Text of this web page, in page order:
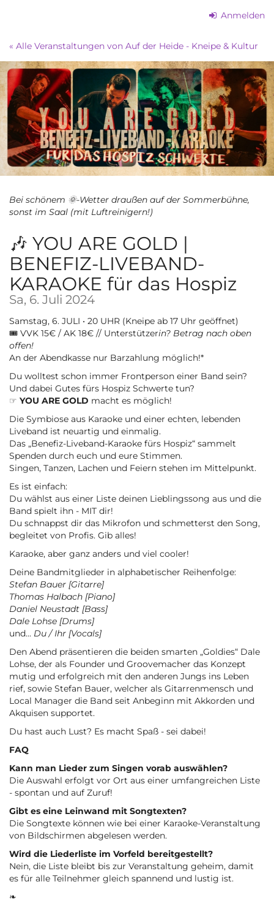
springen
Anmelden
« Alle Veranstaltungen von Auf der Heide - Kneipe & Kultur
Bei schönem 🌞-Wetter draußen auf der Sommerbühne,
sonst im Saal (mit Luftreinigern!)
🎶 YOU ARE GOLD |
BENEFIZ-LIVEBAND-
KARAOKE für das Hospiz
Sa, 6. Juli 2024
Samstag, 6. JULI • 20 UHR (Kneipe ab 17 Uhr geöffnet)
🎟️ VVK 15€ / AK 18€ // Unterstützerin? Betrag nach oben
offen!
An der Abendkasse nur Barzahlung möglich!*
Du wolltest schon immer Frontperson einer Band sein?
Und dabei Gutes fürs Hospiz Schwerte tun?
☞ YOU ARE GOLD macht es möglich!
Die Symbiose aus Karaoke und einer echten, lebenden
Liveband ist neuartig und einmalig.
Das „Benefiz-Liveband-Karaoke fürs Hospiz“ sammelt
Spenden durch euch und eure Stimmen.
Singen, Tanzen, Lachen und Feiern stehen im Mittelpunkt.
Es ist einfach:
Du wählst aus einer Liste deinen Lieblingssong aus und die
Band spielt ihn - MIT dir!
Du schnappst dir das Mikrofon und schmetterst den Song,
begleitet von Profis. Gib alles!
Karaoke, aber ganz anders und viel cooler!
Deine Bandmitglieder in alphabetischer Reihenfolge:
Stefan Bauer [Gitarre]
Thomas Halbach [Piano]
Daniel Neustadt [Bass]
Dale Lohse [Drums]
und... Du / Ihr [Vocals]
Den Abend präsentieren die beiden smarten „Goldies“ Dale
Lohse, der als Founder und Groovemacher das Konzept
mutig und erfolgreich mit den anderen Jungs ins Leben
rief, sowie Stefan Bauer, welcher als Gitarrenmensch und
Local Manager die Band seit Anbeginn mit Akkorden und
Akquisen supportet.
Du hast auch Lust? Es macht Spaß - sei dabei!
FAQ
Kann man Lieder zum Singen vorab auswählen?
Die Auswahl erfolgt vor Ort aus einer umfangreichen Liste
- spontan und auf Zuruf!
Gibt es eine Leinwand mit Songtexten?
Die Songtexte können wie bei einer Karaoke-Veranstaltung
von Bildschirmen abgelesen werden.
Wird die Liederliste im Vorfeld bereitgestellt?
Nein, die Liste bleibt bis zur Veranstaltung geheim, damit
es für alle Teilnehmer gleich spannend und lustig ist.
❧